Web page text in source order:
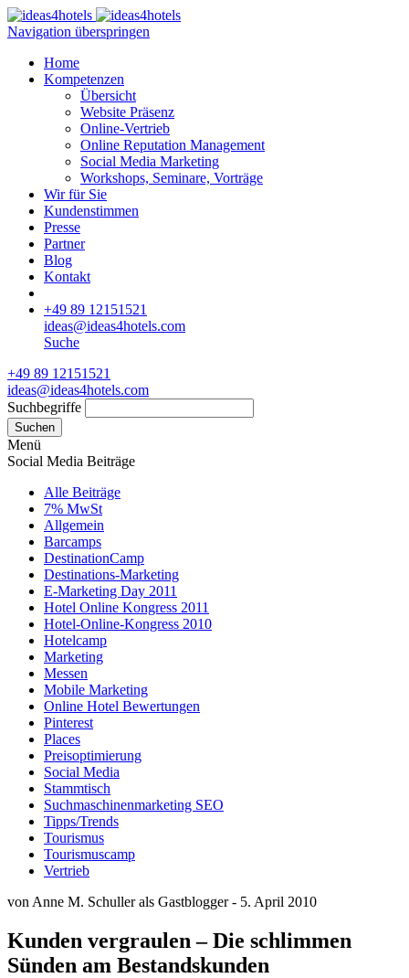
Navigation überspringen
Home
Kompetenzen
Übersicht
Website Präsenz
Online-Vertrieb
Online Reputation Management
Social Media Marketing
Workshops, Seminare, Vorträge
Wir für Sie
Kundenstimmen
Presse
Partner
Blog
Kontakt
+49 89 12151521
ideas@ideas4hotels.com
Suche
+49 89 12151521
ideas@ideas4hotels.com
Suchbegriffe
Suchen
Menü
Social Media Beiträge
Alle Beiträge
7% MwSt
Allgemein
Barcamps
DestinationCamp
Destinations-Marketing
E-Marketing Day 2011
Hotel Online Kongress 2011
Hotel-Online-Kongress 2010
Hotelcamp
Marketing
Messen
Mobile Marketing
Online Hotel Bewertungen
Pinterest
Places
Preisoptimierung
Social Media
Stammtisch
Suchmaschinenmarketing SEO
Tipps/Trends
Tourismus
Tourismuscamp
Vertrieb
von Anne M. Schuller als Gastblogger - 5. April 2010
Kunden vergraulen – Die schlimmen
Sünden am Bestandskunden